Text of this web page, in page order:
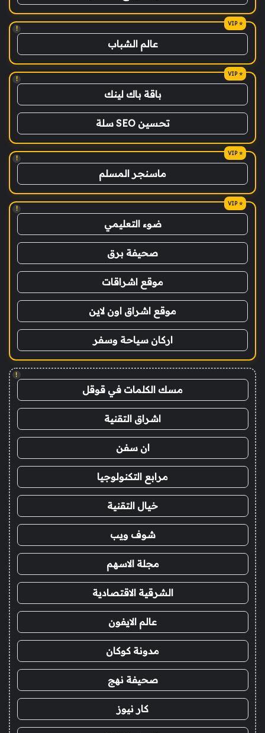
!
عالم الشباب
!
باقة باك لينك
تحسين SEO سلة
!
ماسنجر المسلم
!
ضوء التعليمي
صحيفة برق
موقع اشراقات
موقع اشراق اون لاين
اركان سياحة وسفر
!
مسك الكلمات في قوقل
اشراق التقنية
ان سفن
مرابع التكنولوجيا
خيال التقنية
شوف ويب
مجلة الاسهم
الشرقية الاقتصادية
عالم الايفون
مدونة كوكان
صحيفة نهج
كار نيوز